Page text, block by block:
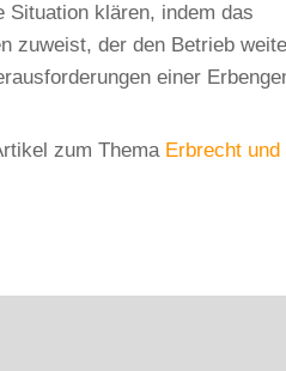
Situation klären, indem das
zuweist, der den Betrieb
einer
zum Thema Erbrecht